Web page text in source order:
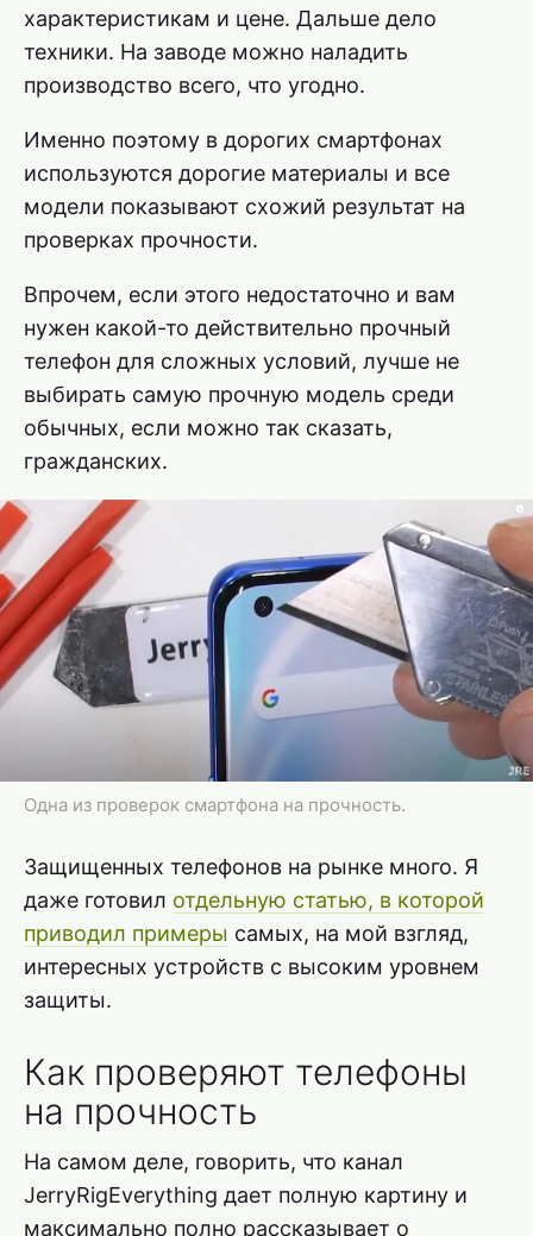
характеристикам и цене. Дальше дело
техники. На заводе можно наладить
производство всего, что угодно.
Именно поэтому в дорогих смартфонах
используются дорогие материалы и все
модели показывают схожий результат на
проверках прочности.
Впрочем, если этого недостаточно и вам
нужен какой-то действительно прочный
телефон для сложных условий, лучше не
выбирать самую прочную модель среди
обычных, если можно так сказать,
гражданских.
Одна из проверок смартфона на прочность.
Защищенных телефонов на рынке много. Я
даже готовил отдельную статью, в которой
приводил примеры самых, на мой взгляд,
интересных устройств с высоким уровнем
защиты.
Как проверяют телефоны
на прочность
На самом деле, говорить, что канал
JerryRigEverything дает полную картину и
максимально полно рассказывает о